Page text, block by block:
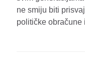
ne smiju biti
političke obračune